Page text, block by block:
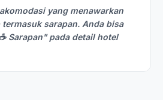
yang menawarkan
sarapan. Anda bisa
Sarapan" pada detail hotel